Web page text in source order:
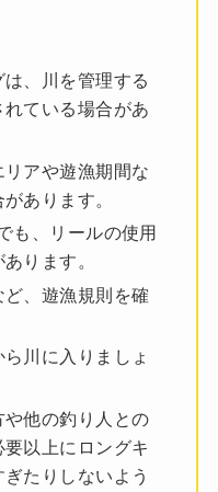
、川を管理する
ている場合があ
アや遊漁期間な
あります。
も、リールの使用
ります。
、遊漁規則を確
川に入りましょ
他の釣り人との
要以上にロングキ
たりしないよう